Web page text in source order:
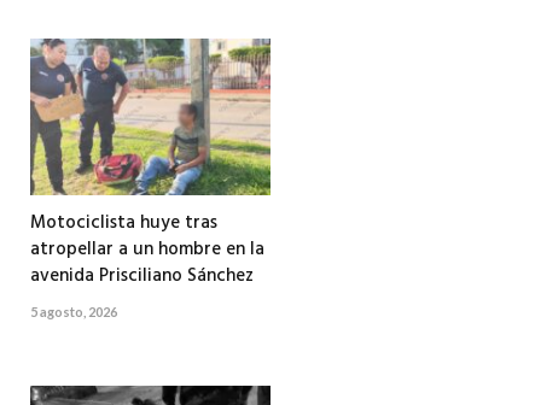
Motociclista huye tras
atropellar a un hombre en la
avenida Prisciliano Sánchez
5 agosto, 2026